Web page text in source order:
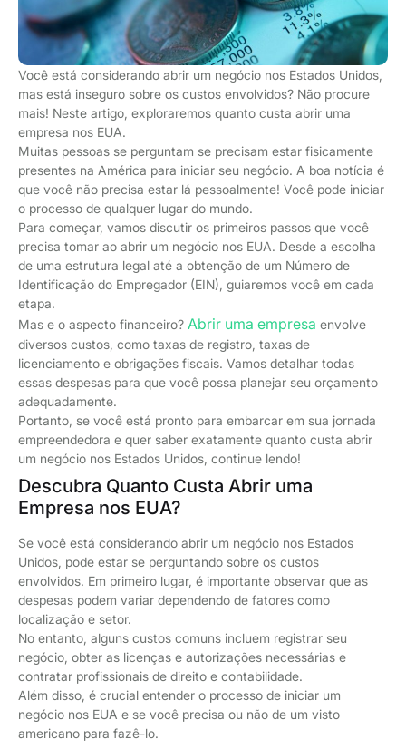
Você está considerando abrir um negócio nos Estados Unidos,
mas está inseguro sobre os custos envolvidos? Não procure
mais! Neste artigo, exploraremos quanto custa abrir uma
empresa nos EUA.
Muitas pessoas se perguntam se precisam estar fisicamente
presentes na América para iniciar seu negócio. A boa notícia é
que você não precisa estar lá pessoalmente! Você pode iniciar
o processo de qualquer lugar do mundo.
Para começar, vamos discutir os primeiros passos que você
precisa tomar ao abrir um negócio nos EUA. Desde a escolha
de uma estrutura legal até a obtenção de um Número de
Identificação do Empregador (EIN), guiaremos você em cada
etapa.
Mas e o aspecto financeiro? Abrir uma empresa envolve
diversos custos, como taxas de registro, taxas de
licenciamento e obrigações fiscais. Vamos detalhar todas
essas despesas para que você possa planejar seu orçamento
adequadamente.
Portanto, se você está pronto para embarcar em sua jornada
empreendedora e quer saber exatamente quanto custa abrir
um negócio nos Estados Unidos, continue lendo!
Descubra Quanto Custa Abrir uma
Empresa nos EUA?
Se você está considerando abrir um negócio nos Estados
Unidos, pode estar se perguntando sobre os custos
envolvidos. Em primeiro lugar, é importante observar que as
despesas podem variar dependendo de fatores como
localização e setor.
No entanto, alguns custos comuns incluem registrar seu
negócio, obter as licenças e autorizações necessárias e
contratar profissionais de direito e contabilidade.
Além disso, é crucial entender o processo de iniciar um
negócio nos EUA e se você precisa ou não de um visto
americano para fazê-lo.